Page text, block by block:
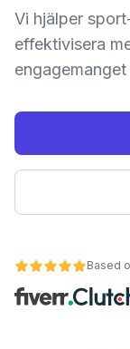
Vi hjälper
effektivisera
Based